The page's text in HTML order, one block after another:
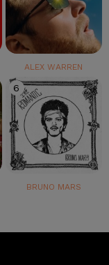
ALEX WARREN
6
BRUNO MARS